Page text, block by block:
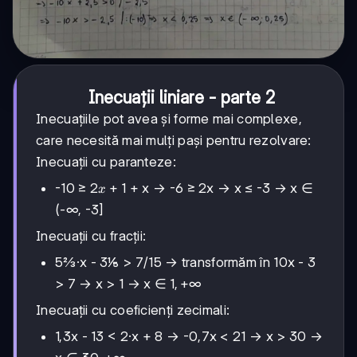
Inecuații liniare - parte 2
Inecuațiile pot avea și forme mai complexe,
care necesită mai mulți pași pentru rezolvare:
Inecuații cu paranteze:
-10 ≥ 2x+1
x + 1 + x → -6 ≥ 2x → x ≤ -3 → x ∈
(-∞, -3]
Inecuații cu fracții:
5⅔·x - 3⅕ > 7/15 → transformăm în 10x - 3
> 7 → x > 1 → x ∈ 1,
1, +∞
Inecuații cu coeficienți zecimali:
1,3x - 13 < 2·x + 8 → -0,7x < 21 → x > 30 →